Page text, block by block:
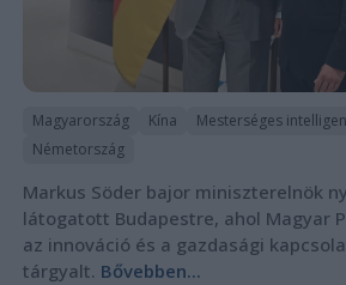
Magyarország Kína Mesterséges
Németország
Markus Söder bajor miniszterelnök
látogatott Budapestre, ahol Magyar
az innováció és a gazdasági
tárgyalt. Bővebben...